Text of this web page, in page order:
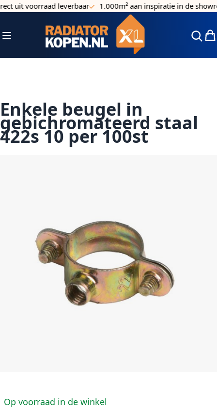
Ga naar de inhoud
uit voorraad leverbaar 1.000m² aan inspiratie in de
Toggle Nav
Enkele beugel in
gebichromateerd staal
422s 10 per 100st
Op voorraad in de winkel